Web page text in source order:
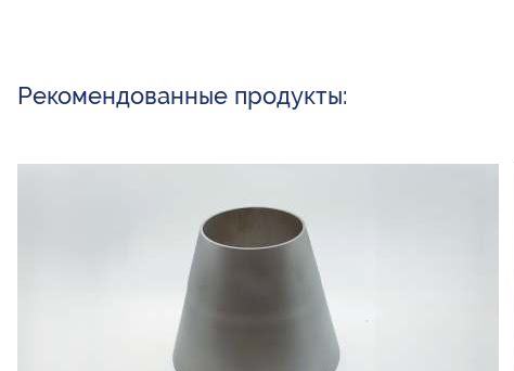
Рекомендованные продукты: